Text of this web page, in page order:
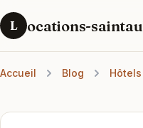
L ocations-
Accueil Blog Hôtels